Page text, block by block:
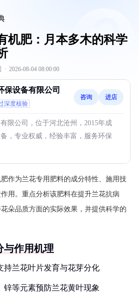
机肥：月本多木的科学
· 2026-08-04 08:00:00
保设备有限公司
深度核验
咨询 进店
限公司，位于河北沧州，2015年成
，专业权威，经验丰富，服务环保
作为兰花专用肥料的成分特性、施用技
用。重点分析该肥料在提升兰花抗病
朵品质方面的实际效果，并提供科学的
与作用机理
持兰花叶片发育与花芽分化
锌等元素预防兰花黄叶现象